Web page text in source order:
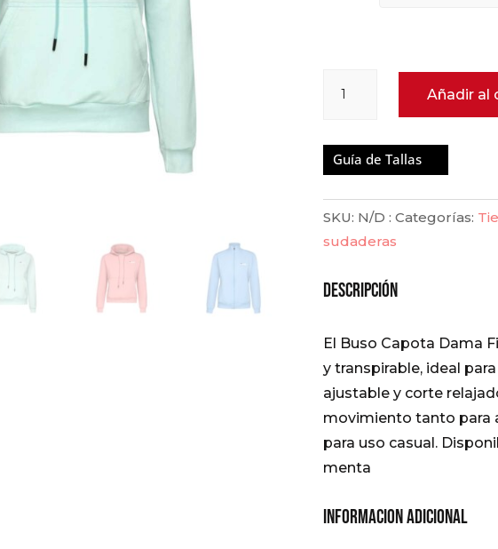
Capota
Añadir al
Guía de Tallas
SKU: N/D Categorías:
sudaderas
descripción
El Buso Capota Dama
y transpirable, ideal
ajustable y corte
movimiento tanto para
para uso casual.
menta
Informacion Adicional